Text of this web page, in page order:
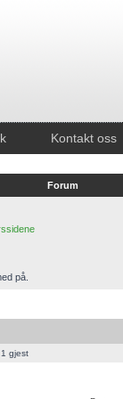
Kontakt oss
Forum
på.
gjest